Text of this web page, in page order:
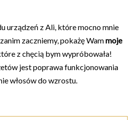
urządzeń z Ali, które mocno mnie
zaczniemy, pokażę Wammoje
z chęcią bym wypróbowała!
jest poprawa funkcjonowania
włosów do wzrostu.